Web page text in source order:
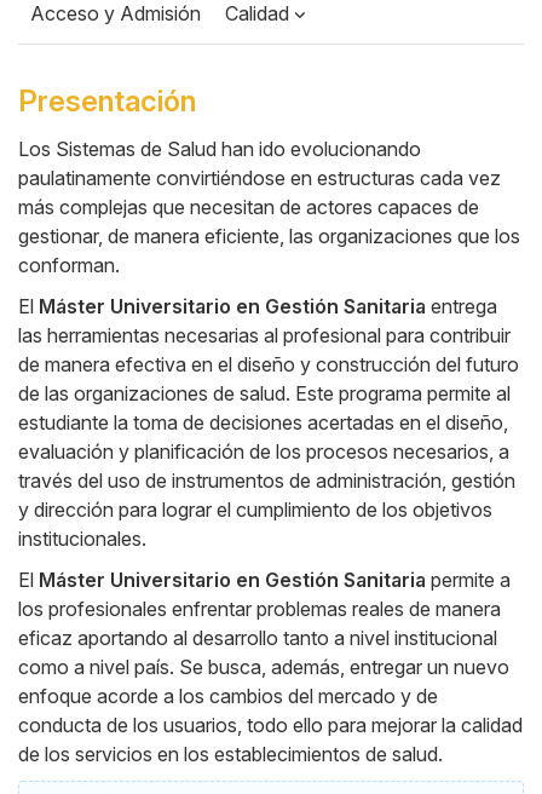
o
o
k
A
p
p
Acceso y Admisión Calidad
Presentación
Cuerpo
Los Sistemas de Salud han ido evolucionando
paulatinamente convirtiéndose en estructuras cada vez
más complejas que necesitan de actores capaces de
gestionar, de manera eficiente, las organizaciones que los
conforman.
El Máster Universitario en Gestión Sanitaria entrega
las herramientas necesarias al profesional para contribuir
de manera efectiva en el diseño y construcción del futuro
de las organizaciones de salud. Este programa permite al
estudiante la toma de decisiones acertadas en el diseño,
evaluación y planificación de los procesos necesarios, a
través del uso de instrumentos de administración, gestión
y dirección para lograr el cumplimiento de los objetivos
institucionales.
El Máster Universitario en Gestión Sanitaria permite a
los profesionales enfrentar problemas reales de manera
eficaz aportando al desarrollo tanto a nivel institucional
como a nivel país. Se busca, además, entregar un nuevo
enfoque acorde a los cambios del mercado y de
conducta de los usuarios, todo ello para mejorar la calidad
de los servicios en los establecimientos de salud.